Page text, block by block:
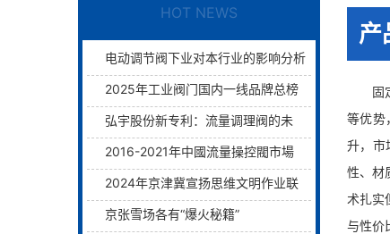
HOT NEWS
电动调节阀下业对本行业的影响分析
2025年工业阀门国内一线品牌总榜单前十名
弘宇股份新专利：流量调理阀的未来已来过滤与调理两层护航！
2016-2021年中國流量操控閥市場远景及融資戰略咨詢報告
2024年京津冀宣扬思维文明作业联席会议在津举行
京张雪场各有“爆火秘籍”
产
固定
等优势
升，市
性、材
术扎实
与性价